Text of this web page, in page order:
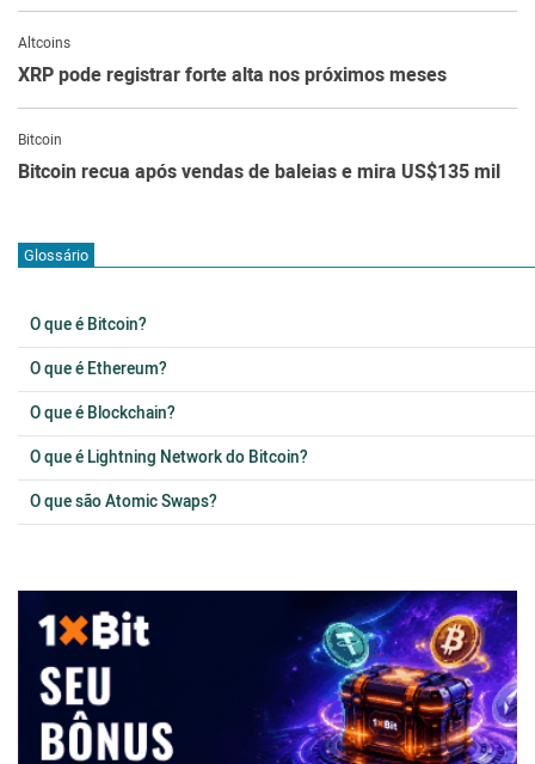
Altcoins
XRP pode registrar forte alta nos próximos meses
Bitcoin
Bitcoin recua após vendas de baleias e mira US$135 mil
Glossário
O que é Bitcoin?
O que é Ethereum?
O que é Blockchain?
O que é Lightning Network do Bitcoin?
O que são Atomic Swaps?